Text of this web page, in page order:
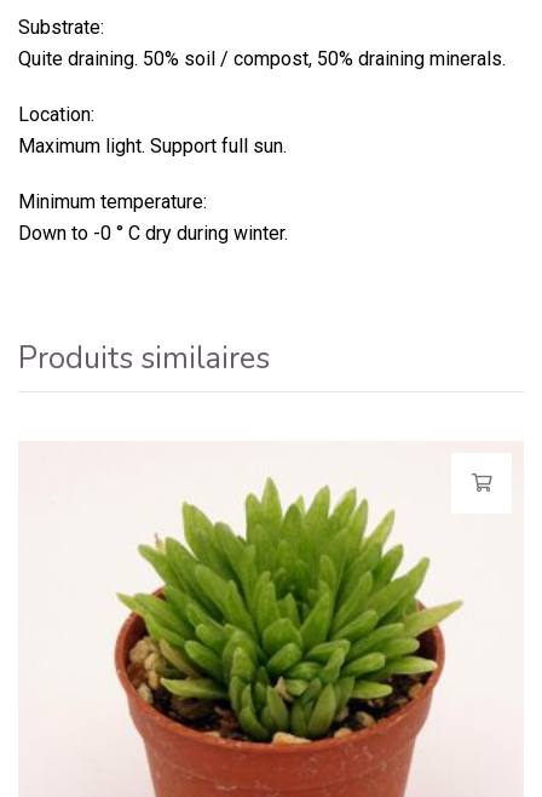
Substrate:
Quite draining. 50% soil / compost, 50% draining minerals.
Location:
Maximum light. Support full sun.
Minimum temperature:
Down to -0 ° C dry during winter.
Produits similaires